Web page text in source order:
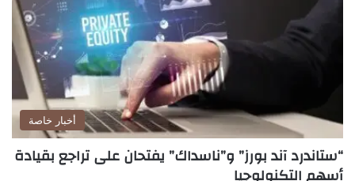
أخبار خاصة
“ستاندرد آند بورز” و”ناسداك” يفتحان على تراجع بقيادة
أسهم التكنولوجيا